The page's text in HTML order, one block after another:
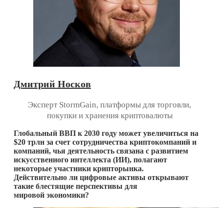
Дмитрий Носков
Эксперт StormGain, платформы для торговли,
покупки и хранения криптовалюты
Глобальный ВВП к 2030 году может увеличиться на
$20 трлн за счет сотрудничества криптокомпаний и
компаний, чья деятельность связана с развитием
искусственного интеллекта (ИИ), полагают
некоторые участники крипторынка.
Действительно ли цифровые активы открывают
такие блестящие перспективы для
мировой экономики?